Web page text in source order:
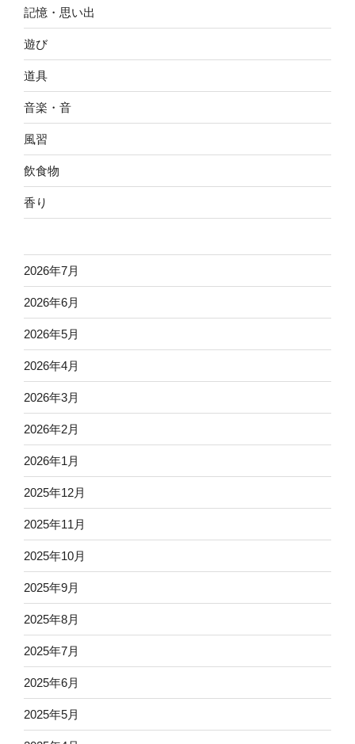
記憶・思い出
遊び
道具
音楽・音
風習
飲食物
香り
2026年7月
2026年6月
2026年5月
2026年4月
2026年3月
2026年2月
2026年1月
2025年12月
2025年11月
2025年10月
2025年9月
2025年8月
2025年7月
2025年6月
2025年5月